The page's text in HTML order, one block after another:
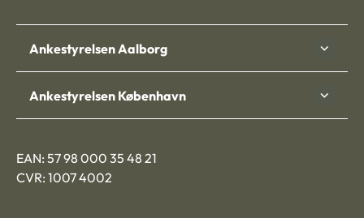
Ankestyrelsen Aalborg
Ankestyrelsen København
EAN: 57 98 000 35 48 21
CVR: 1007 4002